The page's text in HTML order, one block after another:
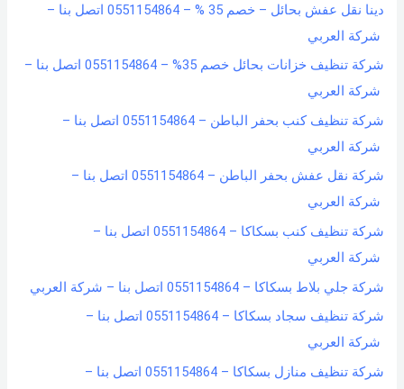
دينا نقل عفش بحائل – خصم 35 % – 0551154864 اتصل بنا –
شركة العربي
شركة تنظيف خزانات بحائل خصم 35% – 0551154864 اتصل بنا –
شركة العربي
شركة تنظيف كنب بحفر الباطن – 0551154864 اتصل بنا –
شركة العربي
شركة نقل عفش بحفر الباطن – 0551154864 اتصل بنا –
شركة العربي
شركة تنظيف كنب بسكاكا – 0551154864 اتصل بنا –
شركة العربي
شركة جلي بلاط بسكاكا – 0551154864 اتصل بنا – شركة العربي
شركة تنظيف سجاد بسكاكا – 0551154864 اتصل بنا –
شركة العربي
شركة تنظيف منازل بسكاكا – 0551154864 اتصل بنا –